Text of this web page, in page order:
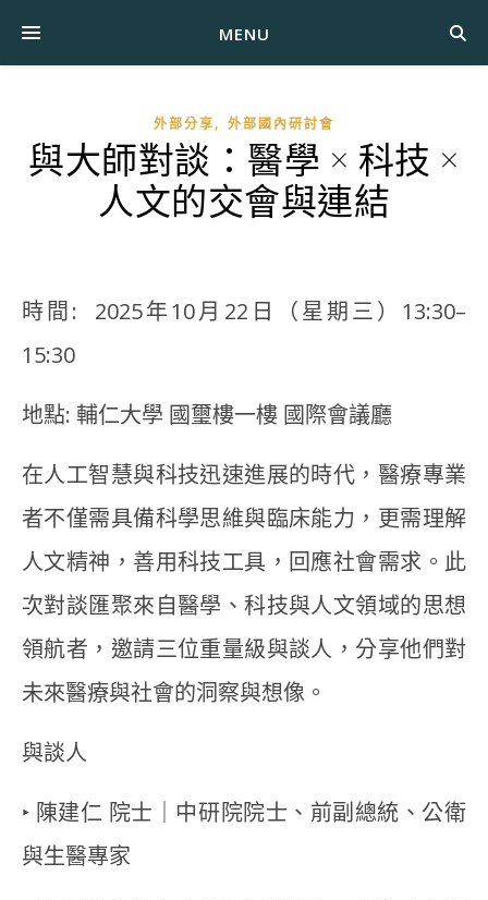
MENU
外部分享, 外部國內研討會
與大師對談：醫學 × 科技 ×
人文的交會與連結
時間: 2025年10月22日（星期三）13:30–
15:30
地點: 輔仁大學 國璽樓一樓 國際會議廳
在人工智慧與科技迅速進展的時代，醫療專業
者不僅需具備科學思維與臨床能力，更需理解
人文精神，善用科技工具，回應社會需求。此
次對談匯聚來自醫學、科技與人文領域的思想
領航者，邀請三位重量級與談人，分享他們對
未來醫療與社會的洞察與想像。
與談人
‣ 陳建仁 院士｜中研院院士、前副總統、公衛
與生醫專家